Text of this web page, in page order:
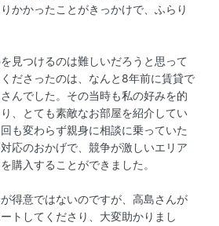
かかったことがきっかけで、ふらり
見つけるのは難しいだろうと思って
ださったのは、なんと8年前に賃貸で
んでした。その当時も私の好みを的
、とても素敵なお部屋を紹介してい
も変わらず親身に相談に乗っていた
応のおかげで、競争が激しいエリア
購入することができました。
得意ではないのですが、高島さんが
トしてくださり、大変助かりまし